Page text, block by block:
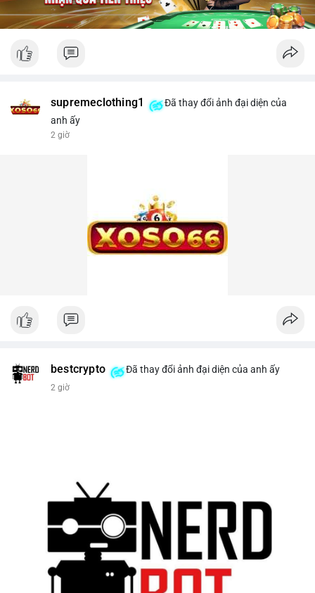
supremeclothing1
Đã thay đổi ảnh đại diện của
anh ấy
2 giờ
bestcrypto Đã thay đổi ảnh đại diện của anh ấy
2 giờ